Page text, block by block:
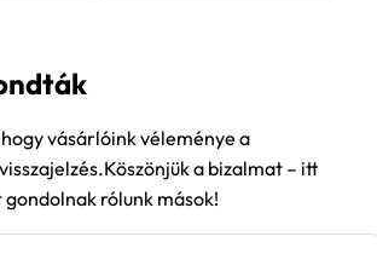
a bizalmat – itt
rólunk mások!